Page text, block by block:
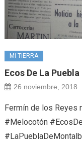
MI TIERRA
Ecos De La
26 noviembre, 2018
Fermín de los Reyes
#Melocotón